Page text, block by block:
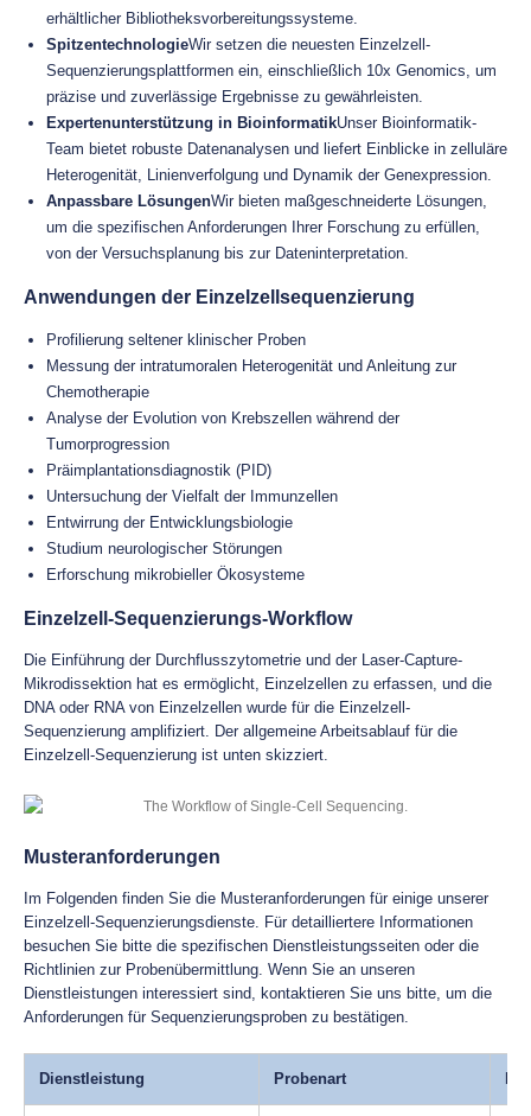
erhältlicher Bibliotheksvorbereitungssysteme.
SpitzentechnologieWir setzen die neuesten Einzelzell-
Sequenzierungsplattformen ein, einschließlich 10x Genomics, um
präzise und zuverlässige Ergebnisse zu gewährleisten.
Expertenunterstützung in BioinformatikUnser Bioinformatik-
Team bietet robuste Datenanalysen und liefert Einblicke in zelluläre
Heterogenität, Linienverfolgung und Dynamik der Genexpression.
Anpassbare LösungenWir bieten maßgeschneiderte Lösungen,
um die spezifischen Anforderungen Ihrer Forschung zu erfüllen,
von der Versuchsplanung bis zur Dateninterpretation.
Anwendungen der Einzelzellsequenzierung
Profilierung seltener klinischer Proben
Messung der intratumoralen Heterogenität und Anleitung zur
Chemotherapie
Analyse der Evolution von Krebszellen während der
Tumorprogression
Präimplantationsdiagnostik (PID)
Untersuchung der Vielfalt der Immunzellen
Entwirrung der Entwicklungsbiologie
Studium neurologischer Störungen
Erforschung mikrobieller Ökosysteme
Einzelzell-Sequenzierungs-Workflow
Die Einführung der Durchflusszytometrie und der Laser-Capture-
Mikrodissektion hat es ermöglicht, Einzelzellen zu erfassen, und die
DNA oder RNA von Einzelzellen wurde für die Einzelzell-
Sequenzierung amplifiziert. Der allgemeine Arbeitsablauf für die
Einzelzell-Sequenzierung ist unten skizziert.
Musteranforderungen
Im Folgenden finden Sie die Musteranforderungen für einige unserer
Einzelzell-Sequenzierungsdienste. Für detailliertere Informationen
besuchen Sie bitte die spezifischen Dienstleistungsseiten oder die
Richtlinien zur Probenübermittlung. Wenn Sie an unseren
Dienstleistungen interessiert sind, kontaktieren Sie uns bitte, um die
Anforderungen für Sequenzierungsproben zu bestätigen.
Dienstleistung Probenart